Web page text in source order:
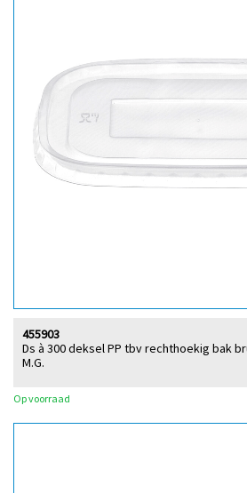
Ds à 300 deksel PP tbv rechthoekig bak
M.G.
455903
Op voorraad